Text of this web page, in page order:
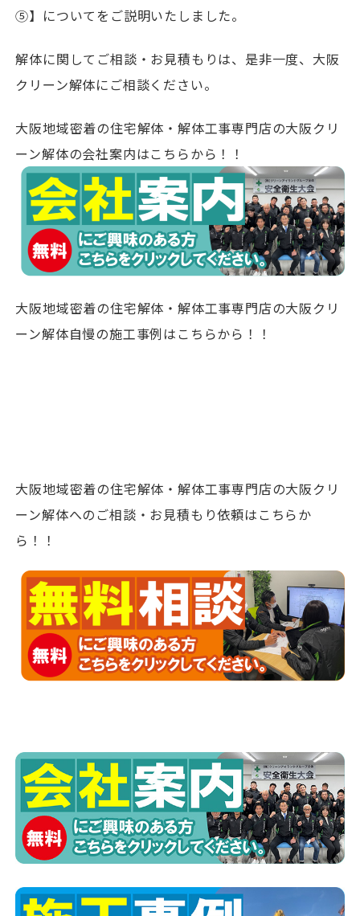
⑤】についてをご説明いたしました。
解体に関してご相談・お見積もりは、是非一度、大阪
クリーン解体にご相談ください。
大阪地域密着の住宅解体・解体工事専門店の大阪クリ
ーン解体の会社案内はこちらから！！
大阪地域密着の住宅解体・解体工事専門店の大阪クリ
ーン解体自慢の施工事例はこちらから！！
大阪地域密着の住宅解体・解体工事専門店の大阪クリ
ーン解体へのご相談・お見積もり依頼はこちらか
ら！！